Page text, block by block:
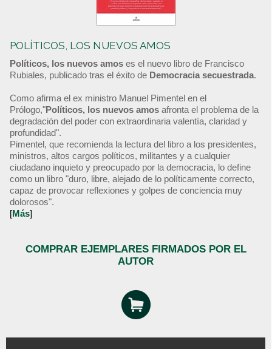
POLÍTICOS, LOS NUEVOS AMOS
Políticos, los nuevos amos es el nuevo libro de Francisco
Rubiales, publicado tras el éxito de Democracia secuestrada.
Como afirma el ex ministro Manuel Pimentel en el
Prólogo,"Políticos, los nuevos amos afronta el problema de la
degradación del poder con extraordinaria valentía, claridad y
profundidad".
Pimentel, que recomienda la lectura del libro a los presidentes,
ministros, altos cargos políticos, militantes y a cualquier
ciudadano inquieto y preocupado por la democracia, lo define
como un libro "duro, libre, alejado de lo políticamente correcto,
capaz de provocar reflexiones y golpes de conciencia muy
dolorosos".
[Más]
COMPRAR EJEMPLARES FIRMADOS POR EL
AUTOR